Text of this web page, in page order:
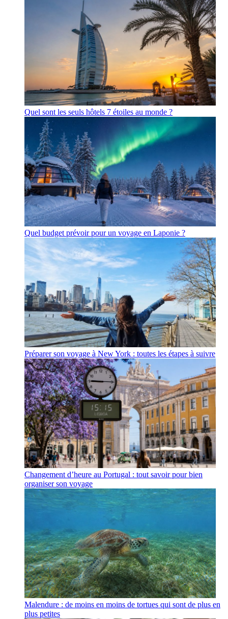
Quel sont les seuls hôtels 7 étoiles au monde ?
Quel budget prévoir pour un voyage en Laponie ?
Préparer son voyage à New York : toutes les étapes à suivre
Changement d’heure au Portugal : tout savoir pour bien
organiser son voyage
Malendure : de moins en moins de tortues qui sont de plus en
plus petites